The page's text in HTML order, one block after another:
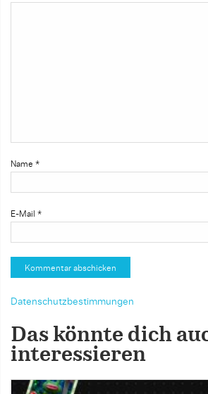
Name *
E-Mail *
Datenschutzbestimmungen
Das könnte dich
interessieren